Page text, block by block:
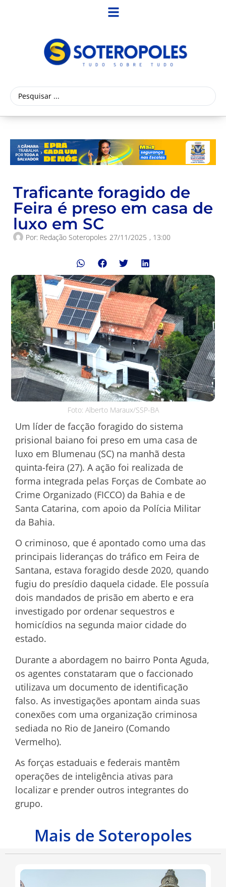
Traficante foragido de
Feira é preso em casa de
luxo em SC
Por: Redação Soteropoles 27/11/2025 , 13:00
Foto: Alberto Maraux/SSP-BA
Um líder de facção foragido do sistema
prisional baiano foi preso em uma casa de
luxo em Blumenau (SC) na manhã desta
quinta-feira (27). A ação foi realizada de
forma integrada pelas Forças de Combate ao
Crime Organizado (FICCO) da Bahia e de
Santa Catarina, com apoio da Polícia Militar
da Bahia.
O criminoso, que é apontado como uma das
principais lideranças do tráfico em Feira de
Santana, estava foragido desde 2020, quando
fugiu do presídio daquela cidade. Ele possuía
dois mandados de prisão em aberto e era
investigado por ordenar sequestros e
homicídios na segunda maior cidade do
estado.
Durante a abordagem no bairro Ponta Aguda,
os agentes constataram que o faccionado
utilizava um documento de identificação
falso. As investigações apontam ainda suas
conexões com uma organização criminosa
sediada no Rio de Janeiro (Comando
Vermelho).
As forças estaduais e federais mantêm
operações de inteligência ativas para
localizar e prender outros integrantes do
grupo.
Mais de Soteropoles